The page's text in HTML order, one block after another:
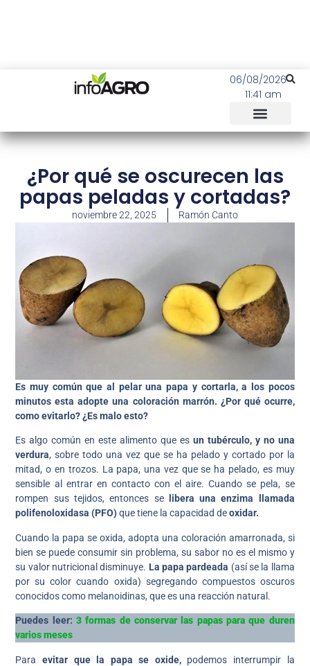
06/08/2026
11:41 am
¿Por qué se oscurecen las
papas peladas y cortadas?
noviembre 22, 2025 Ramón Canto
Es muy común que al pelar una papa y cortarla, a los pocos
minutos esta adopte una coloración marrón. ¿Por qué ocurre,
como evitarlo? ¿Es malo esto?
Es algo común en este alimento que esun tubérculo, y no una
verdura, sobre todo una vez que se ha pelado y cortado por la
mitad, o en trozos. La papa, una vez que se ha pelado, es muy
sensible al entrar en contacto con el aire. Cuando se pela, se
rompen sus tejidos, entonces selibera una enzima llamada
polifenoloxidasa (PFO)que tiene la capacidad deoxidar.
Cuando la papa se oxida, adopta una coloración amarronada, si
bien se puede consumir sin problema, su sabor no es el mismo y
su valor nutricional disminuye. La papa pardeada (así se la llama
por su color cuando oxida) segregando compuestos oscuros
conocidos como melanoidinas, que es una reacción natural.
Puedes leer:3 formas de conservar las papas para que duren
varios meses
Para evitar que la papa se oxide, podemos interrumpir la